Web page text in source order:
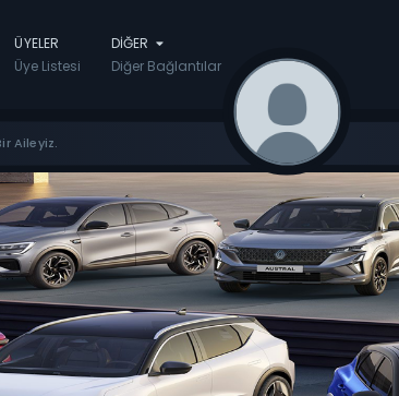
ÜYELER
Üye Listesi
DIĞER
Diğer Bağlantılar
Aileyiz.